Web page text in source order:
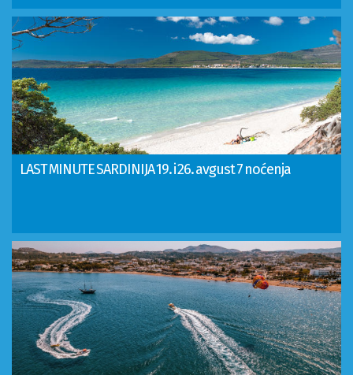
LAST MINUTE SARDINIJA 19. i 26. avgust 7 noćenja